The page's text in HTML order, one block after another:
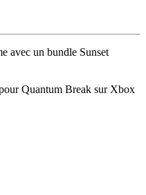
avec un bundle Sunset
Quantum Break sur Xbox